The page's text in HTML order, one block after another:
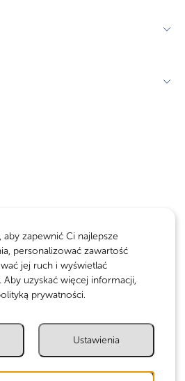
/ 37B
zapewnić Ci najlepsze
personalizować zawartość
jej ruch i wyświetlać
uzyskać więcej informacji,
prywatności.
Ustawienia